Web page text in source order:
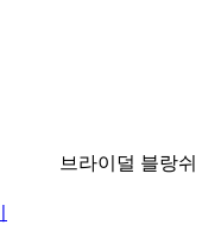
브라이덜 블랑쉬